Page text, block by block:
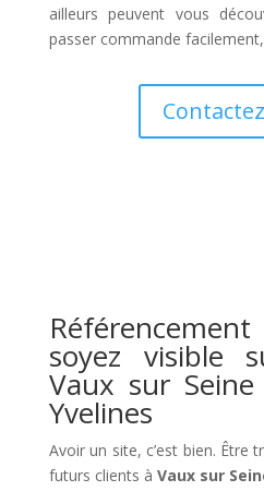
ailleurs peuvent vous
passer commande facilement,
soyez visible
Vaux sur
Yvelines
Avoir un site, c’est bien. Être
futurs clients à Vaux sur